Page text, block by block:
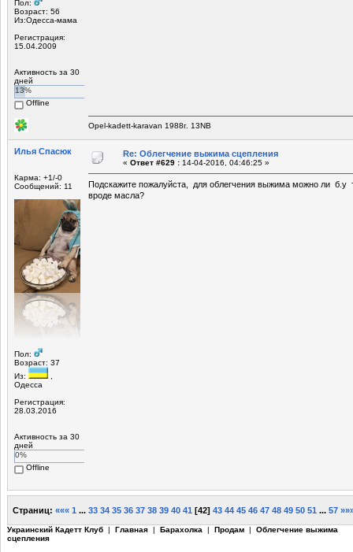
Пол:
Возраст: 56
Из:Одесса-мама
Регистрация:
15.04.2009
Активность за 30
дней
13%
Offline
Opel-kadett-karavan 1988г. 13NB
Илья Спасюк
Карма: +1/-0
Сообщений: 11
Пол:
Возраст: 37
Из:
Одесса
Регистрация:
28.03.2016
Активность за 30
дней
0%
Offline
Re: Облегчение выжима сцепления
« Ответ #629 : 14-04-2016, 04:46:25 »
Подскажите пожалуйста, для облегчения выжима можно ли б.у
вроде масла?
Страниц: ««« 1 ... 33 34 35 36 37 38 39 40 41 [42] 43 44 45 46 47 48 49 50 51 ... 57
Украинский Кадетт Клуб | Главная | Барахолка | Продам | Облегчение выжима
сцепления